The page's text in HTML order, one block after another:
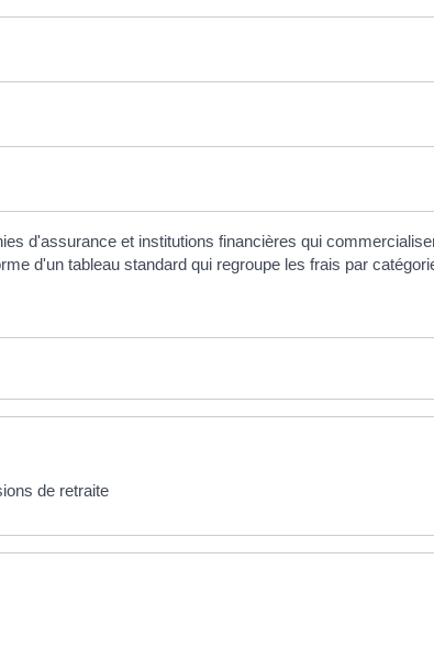
d'assurance et institutions financières qui
d'un tableau standard qui regroupe les frais par
de retraite